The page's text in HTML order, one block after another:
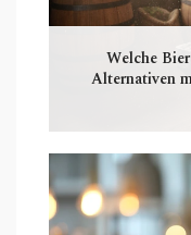
Welche
Alternativen